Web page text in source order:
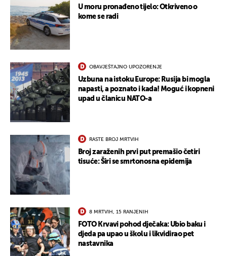
U moru pronađeno tijelo: Otkriveno o
kome se radi
OBAVJEŠTAJNO UPOZORENJE
Uzbuna na istoku Europe: Rusija bi mogla
napasti, a poznato i kada! Moguć i kopneni
upad u članicu NATO-a
RASTE BROJ MRTVIH
Broj zaraženih prvi put premašio četiri
tisuće: Širi se smrtonosna epidemija
8 MRTVIH, 15 RANJENIH
FOTO Krvavi pohod dječaka: Ubio baku i
djeda pa upao u školu i likvidirao pet
nastavnika